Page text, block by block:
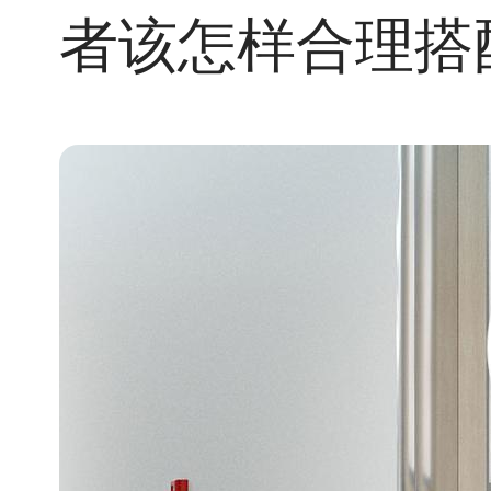
者该怎样合理